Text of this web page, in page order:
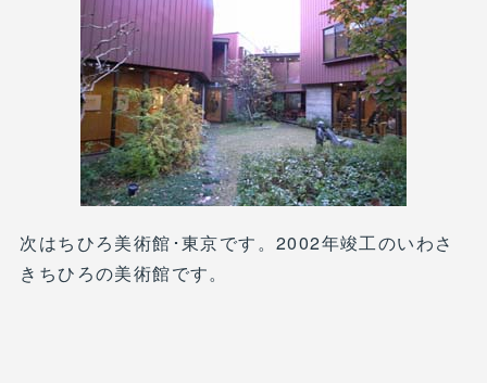
次はちひろ美術館･東京です。2002年竣工のいわさ
きちひろの美術館です。